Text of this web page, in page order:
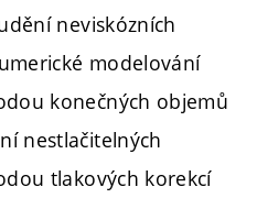
neviskózních
modelování
konečných objemů
nestlačitelných
tlakových korekcí